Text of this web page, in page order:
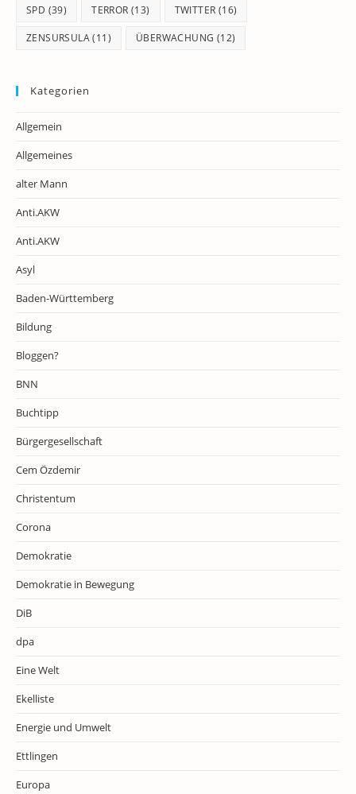
SPD (39) TERROR (13) TWITTER (16)
ZENSURSULA(11) ÜBERWACHUNG (12)
Kategorien
Allgemein
Allgemeines
alter Mann
Anti.AKW
Anti.AKW
Asyl
Baden-Württemberg
Bildung
Bloggen?
BNN
Buchtipp
Bürgergesellschaft
Cem Özdemir
Christentum
Corona
Demokratie
Demokratie in Bewegung
DiB
dpa
Eine Welt
Ekelliste
Energie und Umwelt
Ettlingen
Europa